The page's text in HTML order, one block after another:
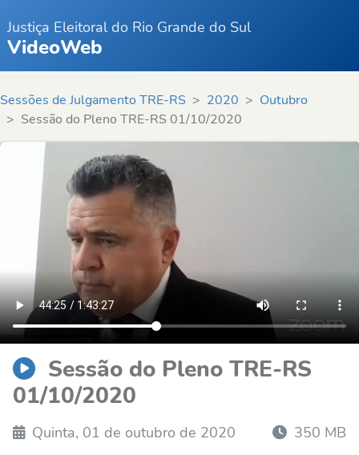
Justiça Eleitoral do Rio Grande do Sul
VideoWeb
Sessões de Julgamento TRE-RS 2020
Outubro
Sessão do Pleno TRE-RS 01/10/2020
Sessão do Pleno TRE-RS
01/10/2020
Quinta, 01 de outubro de 2020 350 MB